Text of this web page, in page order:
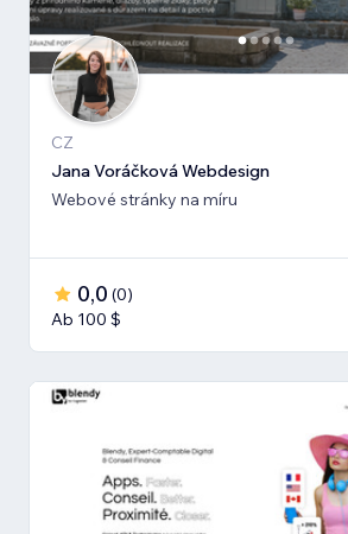
CZ
Jana Voráčková Webdesign
Webové stránky na míru
0,0 (0)
Ab 100 $